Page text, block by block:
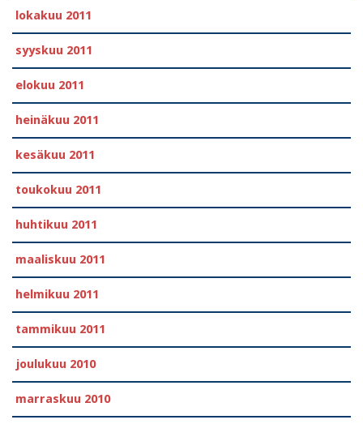
lokakuu 2011
syyskuu 2011
elokuu 2011
heinäkuu 2011
kesäkuu 2011
toukokuu 2011
huhtikuu 2011
maaliskuu 2011
helmikuu 2011
tammikuu 2011
joulukuu 2010
marraskuu 2010